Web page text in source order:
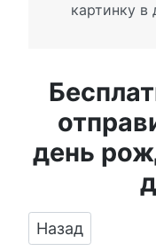
картинку в
день
Предыдущий:
Назад